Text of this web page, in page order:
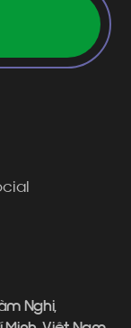
Nghi,